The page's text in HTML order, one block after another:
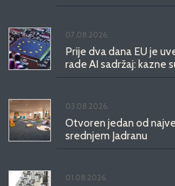
07.08.2026.
Prije dva dana EU je
rade AI sadržaj: kazne
03.08.2026.
Otvoren jedan od
srednjem Jadranu
01.08.2026.